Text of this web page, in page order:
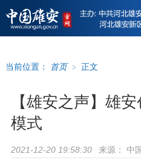
当前位置： 首页 > 正文
【雄安之声】雄
模式
2021-12-20 19:58:30 来源： 中